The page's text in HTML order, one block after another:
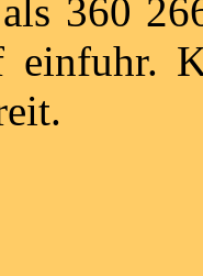
360
einfuhr.